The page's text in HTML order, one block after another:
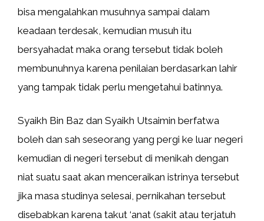
bisa mengalahkan musuhnya sampai dalam
keadaan terdesak, kemudian musuh itu
bersyahadat maka orang tersebut tidak boleh
membunuhnya karena penilaian berdasarkan lahir
yang tampak tidak perlu mengetahui batinnya.
Syaikh Bin Baz dan Syaikh Utsaimin berfatwa
boleh dan sah seseorang yang pergi ke luar negeri
kemudian di negeri tersebut di menikah dengan
niat suatu saat akan menceraikan istrinya tersebut
jika masa studinya selesai, pernikahan tersebut
disebabkan karena takut ‘anat (sakit atau terjatuh